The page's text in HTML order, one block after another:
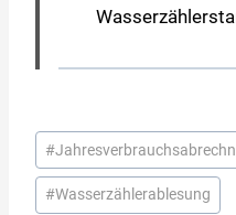
Schlagworte:
#
#Wasserzählerablesung